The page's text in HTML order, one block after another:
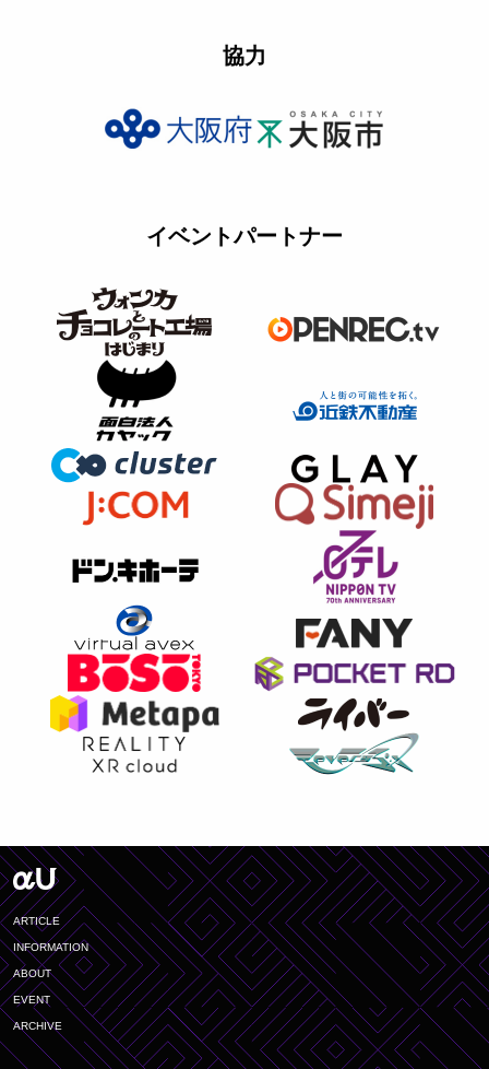
協力
イベントパートナー
ARTICLE
INFORMATION
ABOUT
EVENT
ARCHIVE